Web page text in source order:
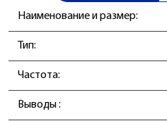
Наименование и размер:
Тип:
Частота:
Выводы: